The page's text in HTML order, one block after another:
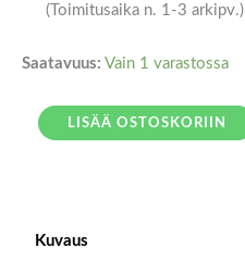
(Toimitusaika n. 1-3 arkipv.)
Saatavuus: Vain 1 varastossa
LISÄÄ OSTOSKORIIN
Kuvaus